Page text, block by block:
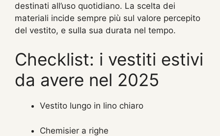
destinati all’uso quotidiano. La scelta dei
materiali incide sempre più sul valore percepito
del vestito, e sulla sua durata nel tempo.
Checklist: i vestiti estivi
da avere nel 2025
Vestito lungo in lino chiaro
Chemisier a righe